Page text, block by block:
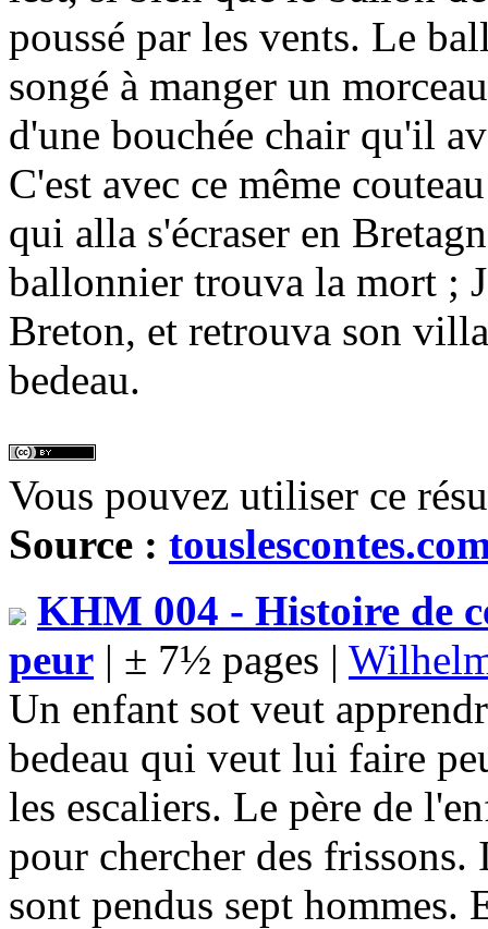
poussé par les vents. Le
songé à manger un
d'une bouchée chair qu'il
C'est avec ce même
qui alla s'écraser en
ballonnier trouva la mort ;
Breton, et retrouva son
bedeau.
Vous pouvez utiliser ce
Source :
KHM 004 - Histoire de
peur | ± 7½ pages |
Un enfant sot veut
bedeau qui veut lui faire
les escaliers. Le père de
pour chercher des
sont pendus sept hommes.